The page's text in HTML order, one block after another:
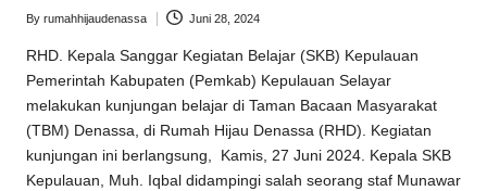
Posted
by
By rumahhijaudenassa Juni 28, 2024
RHD. Kepala Sanggar Kegiatan Belajar (SKB) Kepulauan
Pemerintah Kabupaten (Pemkab) Kepulauan Selayar
melakukan kunjungan belajar di Taman Bacaan Masyarakat
(TBM) Denassa, di Rumah Hijau Denassa (RHD). Kegiatan
kunjungan ini berlangsung, Kamis, 27 Juni 2024. Kepala SKB
Kepulauan, Muh. Iqbal didampingi salah seorang staf Munawar